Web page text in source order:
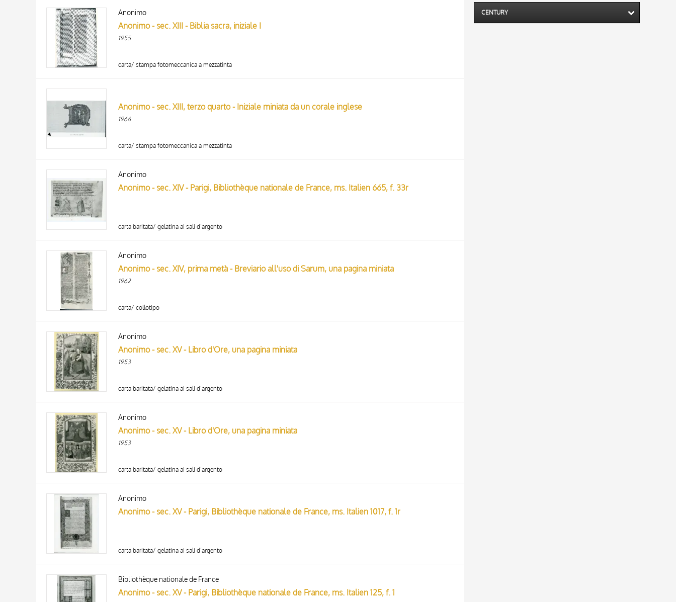
Anonimo
Anonimo - sec. XIII - Biblia sacra, iniziale I
1955
carta/ stampa fotomeccanica a mezzatinta
Anonimo - sec. XIII, terzo quarto - Iniziale miniata da un corale inglese
1966
carta/ stampa fotomeccanica a mezzatinta
Anonimo
Anonimo - sec. XIV - Parigi, Bibliothèque nationale de France, ms. Italien 665, f. 33r
carta baritata/ gelatina ai sali d’argento
Anonimo
Anonimo - sec. XIV, prima metà - Breviario all'uso di Sarum, una pagina miniata
1962
carta/ collotipo
Anonimo
Anonimo - sec. XV - Libro d'Ore, una pagina miniata
1953
carta baritata/ gelatina ai sali d’argento
Anonimo
Anonimo - sec. XV - Libro d'Ore, una pagina miniata
1953
carta baritata/ gelatina ai sali d’argento
Anonimo
Anonimo - sec. XV - Parigi, Bibliothèque nationale de France, ms. Italien 1017, f. 1r
carta baritata/ gelatina ai sali d’argento
Bibliothèque nationale de France
Anonimo - sec. XV - Parigi, Bibliothèque nationale de France, ms. Italien 125, f. 1
CENTURY